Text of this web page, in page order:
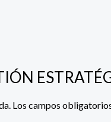
Los campos